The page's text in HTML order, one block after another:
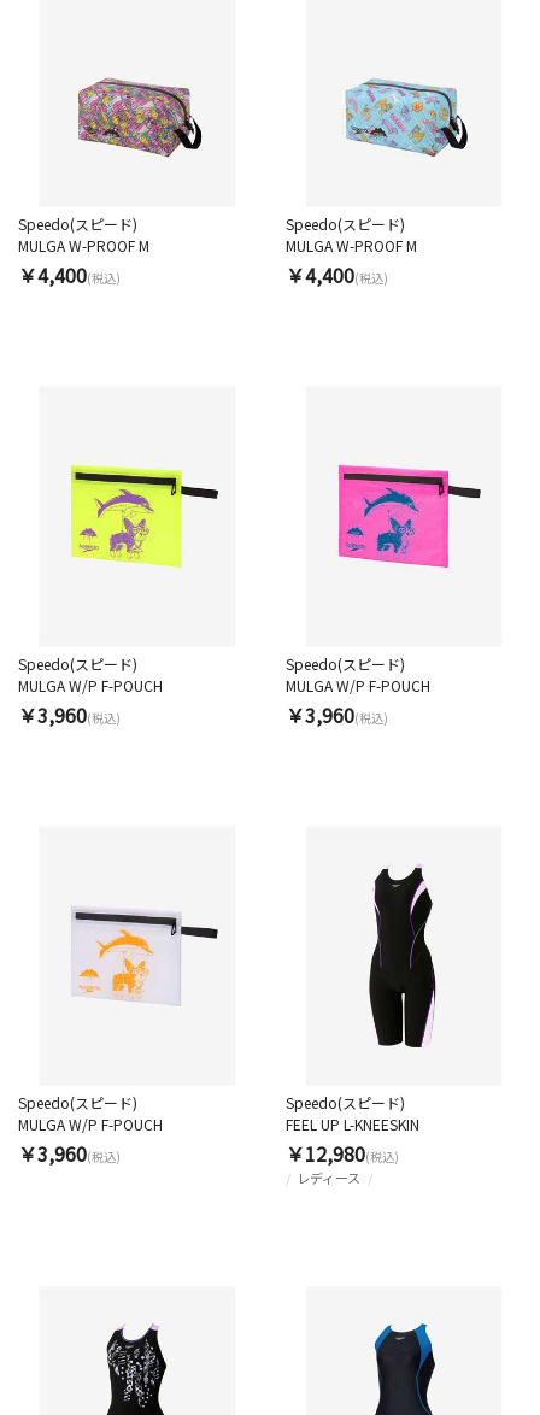
Speedo(スピード)
MULGA W-PROOF M
￥4,400(税込)
Speedo(スピード)
MULGA W-PROOF M
￥4,400(税込)
Speedo(スピード)
MULGA W/P F-POUCH
￥3,960(税込)
Speedo(スピード)
MULGA W/P F-POUCH
￥3,960(税込)
Speedo(スピード)
MULGA W/P F-POUCH
￥3,960(税込)
レディース
Speedo(スピード)
FEEL UP L-KNEESKIN
￥12,980(税込)